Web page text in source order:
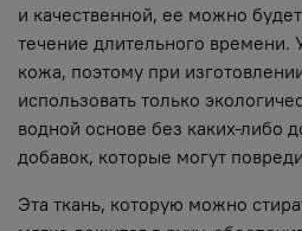
и качественной, ее можно
течение длительного времени.
кожа, поэтому при
использовать только
водной основе без каких-либо
добавок, которые могут
Эта ткань, которую можно